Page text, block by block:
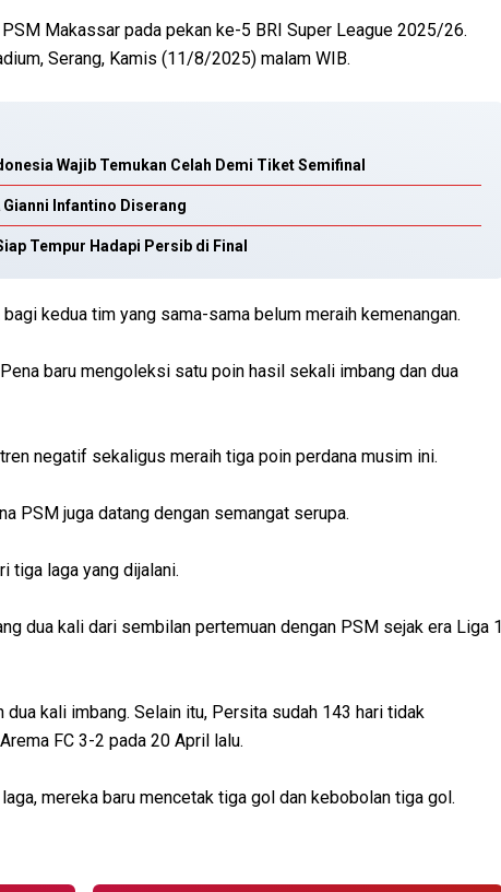
Makassar pada pekan ke-5 BRI Super League 2025/26.
Serang, Kamis (11/8/2025) malam WIB.
Wajib Temukan Celah Demi Tiket Semifinal
Infantino Diserang
Tempur Hadapi Persib di Final
kedua tim yang sama-sama belum meraih kemenangan.
baru mengoleksi satu poin hasil sekali imbang dan dua
negatif sekaligus meraih tiga poin perdana musim ini.
PSM juga datang dengan semangat serupa.
tiga laga yang dijalani.
dua kali dari sembilan pertemuan dengan PSM sejak era Liga 1
kali imbang. Selain itu, Persita sudah 143 hari tidak
FC 3-2 pada 20 April lalu.
mereka baru mencetak tiga gol dan kebobolan tiga gol.